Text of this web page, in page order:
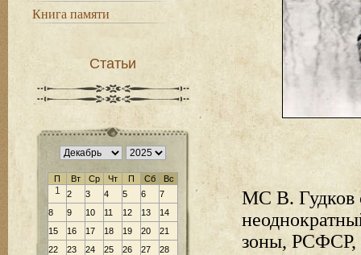
Книга памяти
Статьи
П Вт Ср Чт П Сб Вс
1 2 3 4 5 6
7
8
9 10 11 12 13
14
15
16 17 18 19 20
21
22
23 24 25 26 27
28
МС В. Гудков
зоны,